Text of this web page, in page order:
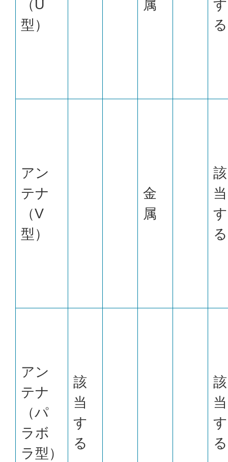
（U
型）
属
す
る
アン
テナ
（V
型）
金
属
該
当
す
る
アン
テナ
（パ
ラボ
ラ型）
該
当
す
る
該
当
す
る